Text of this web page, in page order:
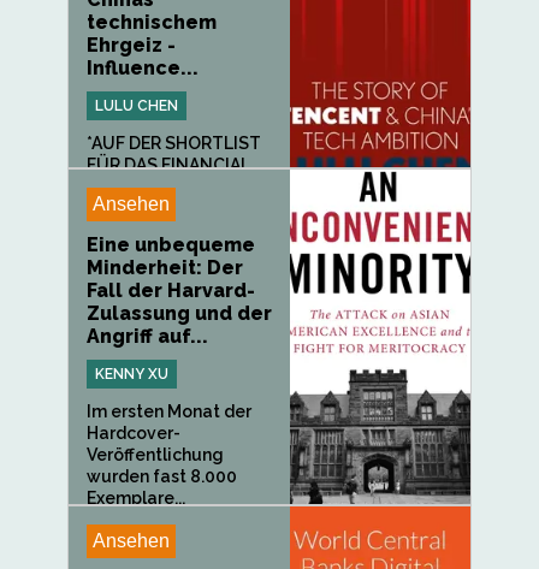
technischem
Ehrgeiz -
Influence...
LULU CHEN
*AUF DER SHORTLIST
FÜR DAS FINANCIAL
TIMES...
Ansehen
Eine unbequeme
Minderheit: Der
Fall der Harvard-
Zulassung und der
Angriff auf...
KENNY XU
Im ersten Monat der
Hardcover-
Veröffentlichung
wurden fast 8.000
Exemplare...
Ansehen